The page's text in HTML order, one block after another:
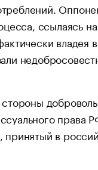
ссылаясь
владея
права
принятый в